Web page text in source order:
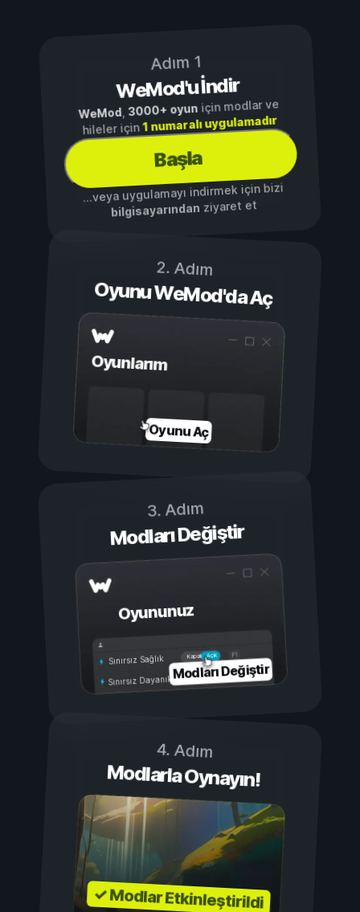
Adım 1
WeMod'u İndir
WeMod,3000+ oyuniçin modlar ve
hileler için1 numaralı uygulamadır
Başla
...veya uygulamayı indirmek için bizi
bilgisayarından ziyaret et
2. Adım
Oyunu WeMod'da Aç
Oyunlarım
Oyunu Aç
3. Adım
Modları Değiştir
Oyununuz
Açık
Kapalı
Sınırsız Sağlık
Sınırsız DayanıklılıkModları Değiştir
4. Adım
Modlarla Oynayın!
✓ Modlar Etkinleştirildi